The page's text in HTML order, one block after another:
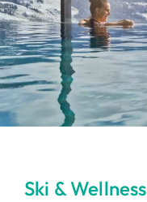
Ski & Wellness